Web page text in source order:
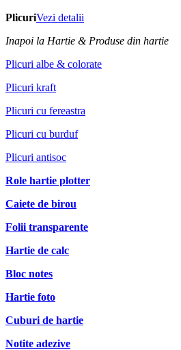
PlicuriVezi detalii
Inapoi la Hartie & Produse din hartie
Plicuri albe & colorate
Plicuri kraft
Plicuri cu fereastra
Plicuri cu burduf
Plicuri antisoc
Role hartie plotter
Caiete de birou
Folii transparente
Hartie de calc
Bloc notes
Hartie foto
Cuburi de hartie
Notite adezive